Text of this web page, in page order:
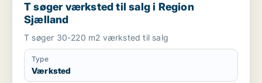
T søger værksted til salg i Region
Sjælland
T søger 30-220 m2 værksted til salg
Type
Værksted